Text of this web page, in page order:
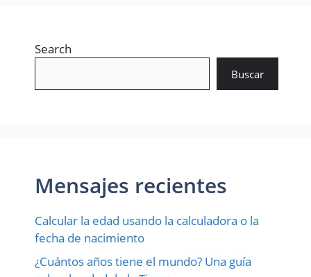
Search
Buscar
Mensajes recientes
Calcular la edad usando la calculadora o la
fecha de nacimiento
¿Cuántos años tiene el mundo? Una guía